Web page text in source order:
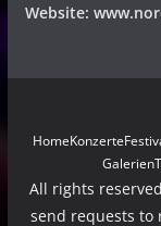
Website:
HomeKonzerte
Galerien
All rights
send requests to